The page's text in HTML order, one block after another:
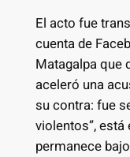
El acto fue
cuenta de
Matagalpa que
aceleró una
su contra: fue
violentos”,
permanece